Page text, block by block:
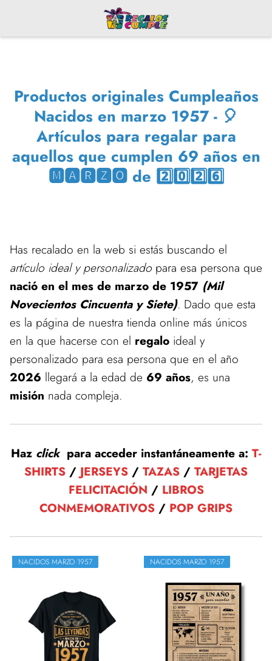
Productos originales Cumpleaños
Nacidos en marzo 1957 - 🎈
Artículos para regalar para
aquellos que cumplen 69 años en
🅼🅰🆁🆉🅾 de 2️⃣0️⃣2️⃣6️⃣
Has recalado en la web si estás buscando el
artículo ideal y personalizado para esa persona que
nació en el mes de marzo de 1957 (Mil
Novecientos Cincuenta y Siete). Dado que esta
es la página de nuestra tienda online más únicos
en la que hacerse con el regalo ideal y
personalizado para esa persona que en el año
2026 llegará a la edad de 69 años, es una
misión nada compleja.
Haz click para acceder instantáneamente a: T-
SHIRTS / JERSEYS / TAZAS / TARJETAS
FELICITACIÓN / LIBROS
CONMEMORATIVOS / POP GRIPS
NACIDOS MARZO 1957 NACIDOS MARZO 1957